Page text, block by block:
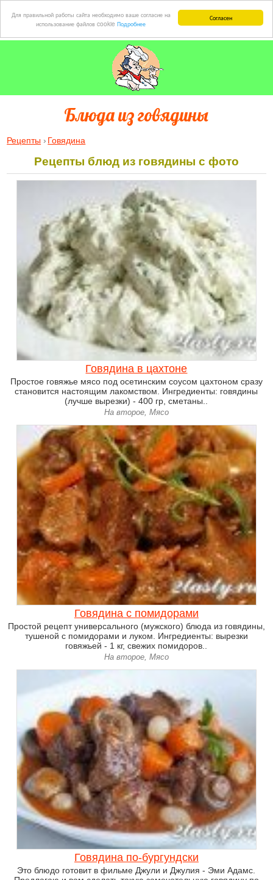
Согласен
Для правильной работы сайта необходимо ваше согласие на
использование файлов cookie Подробнее
Блюда из говядины
Рецепты Говядина
Рецепты блюд из говядины с фото
Говядина в цахтоне
Простое говяжье мясо под осетинским соусом цахтоном сразу
становится настоящим лакомством. Ингредиенты: говядины
(лучше вырезки) - 400 гр, сметаны..
На второе, Мясо
Говядина с помидорами
Простой рецепт универсального (мужского) блюда из говядины,
тушеной с помидорами и луком. Ингредиенты: вырезки
говяжьей - 1 кг, свежих помидоров..
На второе, Мясо
Говядина по-бургундски
Это блюдо готовит в фильме Джули и Джулия - Эми Адамс.